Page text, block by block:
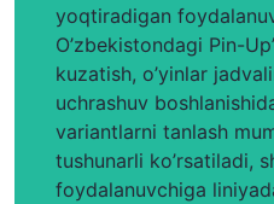
yoqtiradigan
O’zbekistondagi Pin-
kuzatish, o’yinlar
uchrashuv
variantlarni tanlash
tushunarli ko’rsatiladi,
foydalanuvchiga